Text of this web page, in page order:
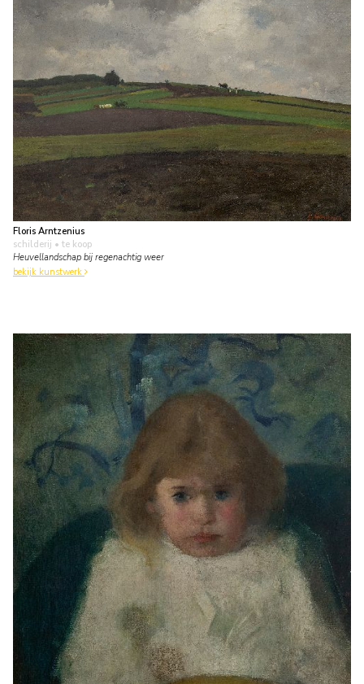
Floris Arntzenius
schilderij • te koop
Heuvellandschap bij regenachtig weer
bekijk kunstwerk